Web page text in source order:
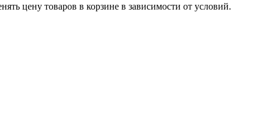
цену товаров в корзине в зависимости от условий.